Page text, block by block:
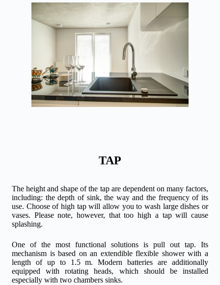
TAP
The height and shape of the tap are dependent on many factors,
including: the depth of sink, the way and the frequency of its
use. Choose of high tap will allow you to wash large dishes or
vases. Please note, however, that too high a tap will cause
splashing.
One of the most functional solutions is pull out tap. Its
mechanism is based on an extendible flexible shower with a
length of up to 1.5 m. Modern batteries are additionally
equipped with rotating heads, which should be installed
especially with two chambers sinks.